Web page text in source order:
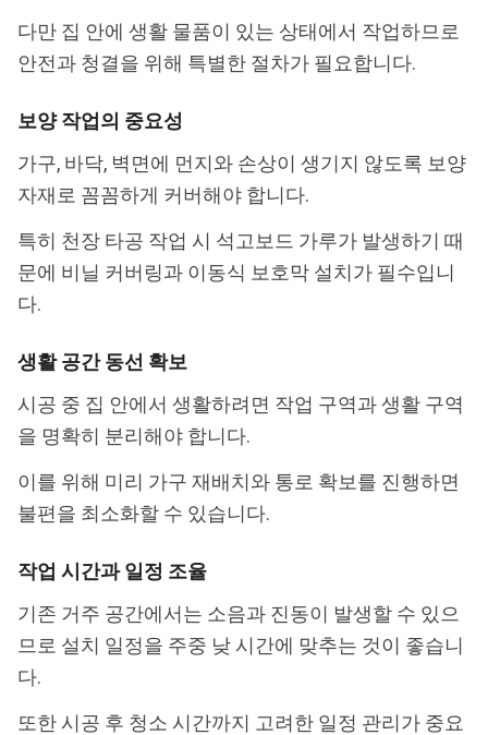
다만 집 안에 생활 물품이 있는 상태에서 작업하므로
안전과 청결을 위해 특별한 절차가 필요합니다.
보양 작업의 중요성
가구, 바닥, 벽면에 먼지와 손상이 생기지 않도록 보양
자재로 꼼꼼하게 커버해야 합니다.
특히 천장 타공 작업 시 석고보드 가루가 발생하기 때
문에 비닐 커버링과 이동식 보호막 설치가 필수입니
다.
생활 공간 동선 확보
시공 중 집 안에서 생활하려면 작업 구역과 생활 구역
을 명확히 분리해야 합니다.
이를 위해 미리 가구 재배치와 통로 확보를 진행하면
불편을 최소화할 수 있습니다.
작업 시간과 일정 조율
기존 거주 공간에서는 소음과 진동이 발생할 수 있으
므로 설치 일정을 주중 낮 시간에 맞추는 것이 좋습니
다.
또한 시공 후 청소 시간까지 고려한 일정 관리가 중요